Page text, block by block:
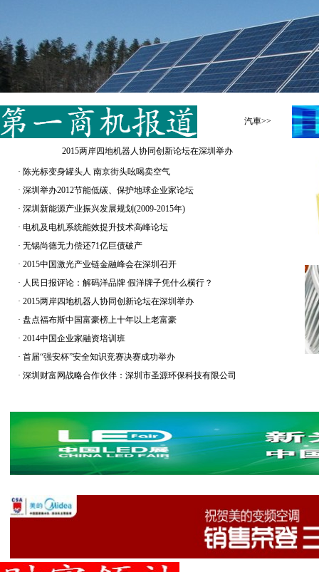
汽車>>
2015两岸四地机器人协同创新论坛在深圳举办
· 陈光标变身罐头人 南京街头吆喝卖空气
· 深圳举办2012节能低碳、保护地球企业家论坛
· 深圳新能源产业振兴发展规划(2009-2015年)
· 电机及电机系统能效提升技术高峰论坛
· 无锡尚德无力偿还71亿巨债破产
· 2015中国激光产业链金融峰会在深圳召开
· 人民日报评论：解码洋品牌 假洋牌子凭什么横行？
· 2015两岸四地机器人协同创新论坛在深圳举办
· 盘点福布斯中国富豪榜上十年以上老富豪
· 2014中国企业家融资培训班
· 首届“强安杯”安全知识竞赛决赛成功举办
· 深圳财富网战略合作伙伴：深圳市圣源环保科技有限公司